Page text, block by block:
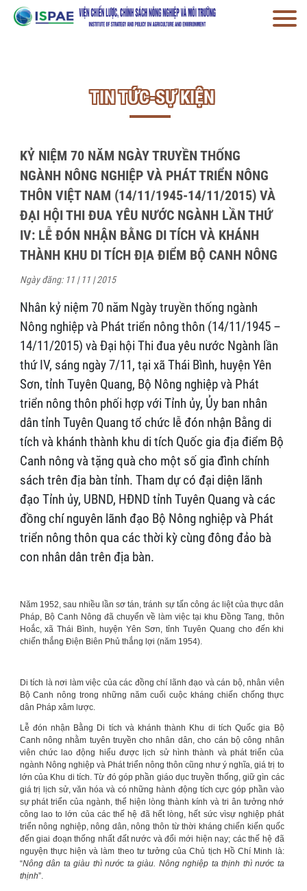
TIN TỨC-SỰ KIỆN
KỶ NIỆM 70 NĂM NGÀY TRUYỀN THỐNG
NGÀNH NÔNG NGHIỆP VÀ PHÁT TRIỂN NÔNG
THÔN VIỆT NAM (14/11/1945-14/11/2015) VÀ
ĐẠI HỘI THI ĐUA YÊU NƯỚC NGÀNH LẦN THỨ
IV: LỄ ĐÓN NHẬN BẰNG DI TÍCH VÀ KHÁNH
THÀNH KHU DI TÍCH ĐỊA ĐIỂM BỘ CANH NÔNG
Ngày đăng: 11 | 11 | 2015
Nhân kỷ niệm 70 năm Ngày truyền thống ngành
Nông nghiệp và Phát triển nông thôn (14/11/1945 –
14/11/2015) và Đại hội Thi đua yêu nước Ngành lần
thứ IV, sáng ngày 7/11, tại xã Thái Bình, huyện Yên
Sơn, tỉnh Tuyên Quang, Bộ Nông nghiệp và Phát
triển nông thôn phối hợp với Tỉnh ủy, Ủy ban nhân
dân tỉnh Tuyên Quang tổ chức lễ đón nhận Bằng di
tích và khánh thành khu di tích Quốc gia địa điểm Bộ
Canh nông và tặng quà cho một số gia đình chính
sách trên địa bàn tỉnh. Tham dự có đại diện lãnh
đạo Tỉnh ủy, UBND, HĐND tỉnh Tuyên Quang và các
đồng chí nguyên lãnh đạo Bộ Nông nghiệp và Phát
triển nông thôn qua các thời kỳ cùng đông đảo bà
con nhân dân trên địa bàn.
Năm 1952, sau nhiều lần sơ tán, tránh sự tấn công ác liệt của thực dân
Pháp, Bộ Canh Nông đã chuyển về làm việc tại khu Đồng Tang, thôn
Hoắc, xã Thái Bình, huyện Yên Sơn, tỉnh Tuyên Quang cho đến khi
chiến thắng Điện Biên Phủ thắng lợi (năm 1954).
Di tích là nơi làm việc của các đồng chí lãnh đạo và cán bộ, nhân viên
Bộ Canh nông trong những năm cuối cuộc kháng chiến chống thực
dân Pháp xâm lược.
Lễ đón nhận Bằng Di tích và khánh thành Khu di tích Quốc gia Bộ
Canh nông nhằm tuyên truyền cho nhân dân, cho cán bộ công nhân
viên chức lao động hiểu được lịch sử hình thành và phát triển của
ngành Nông nghiệp và Phát triển nông thôn cũng như ý nghĩa, giá trị to
lớn của Khu di tích. Từ đó góp phần giáo dục truyền thống, giữ gìn các
giá trị lịch sử, văn hóa và có những hành động tích cực góp phần vào
sự phát triển của ngành, thể hiện lòng thành kính và tri ân tưởng nhớ
công lao to lớn của các thế hệ đã hết lòng, hết sức vìsự nghiệp phát
triển nông nghiệp, nông dân, nông thôn từ thời kháng chiến kiến quốc
đến giai đoạn thống nhất đất nước và đổi mới hiện nay; các thế hệ đã
nguyện thực hiện và làm theo tư tưởng của Chủ tịch Hồ Chí Minh là:
“Nông dân ta giàu thì nước ta giàu. Nông nghiệp ta thịnh thì nước ta
thịnh”.